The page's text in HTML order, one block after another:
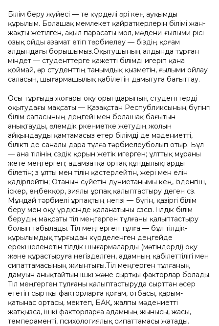
Білім беру жүйесі — өте күрделі әрі кең ауқымды
құрылым. Болашақ мемлекет қайраткерлерін білімі жан-
жақты жетілген, ақыл парасаты мол, мәдени-ғылыми өрісі
озық ойды азамат етіп тәрбиелеу — біздің қоғам
алдындағы борышымыз.Оқытушының алдында тұрған
міндет — студенттерге қажетті білімді игеріп қана
қоймай, әр студенттің танымдық қызметін, ғылыми ойлау
саласын, шығармашылық қабілетін дамытуға бағыттау.
Осы тұрғыда жоғары оқу орындарының студенттерді
оқытудағы мақсаты — Қазақстан Республиксының бүгінгі
білім сапасының деңгейі мен болашақ бағытын
анықтауды, әлемдік өркениетке жетудің жолын
айқындауды қамтамасыз етер білімді де мәдениетті,
білікті де саналы дара тұлға тәрбиелеуболып отыр. Бұл
— ана тілінің сөздік қорын жетік игерген; ұлттық мұраны
жете меңгерген; адамзатқа ортақ құндылықтарды
білетін; өз ұлты мен тілін қастерлейтін, жері мен елін
қадірлейтін; Отанын сүйетін дүниетанымы кең, ізденгіш,
іскер, еңбекқор, зиялы ұрпақ қалыптастыру деген сөз.
Мұндай тәрбиелі ұрпақтың негізі — бүгін, қазіргі білім
беру мен оқу үрдісінде қаланатыны сөзсіз.Тілдік білім
берудің мақсаты тіл меңгерген тұлғаны қалыптастыру
болып табылады. Тіл меңгерген тұлға — бұл тілдік-
құрылымдық тұрғыдан күрделенген деңгейде
ерекшеленетін тілдік шығармаларды (мәтіндерді) оқу
және құрастыруға негізделген, адамның қабілеттілігі мен
сипаттамасының жиынтығы.Тіл меңгерген тұлғаның
дамуын анықтайтын ішкі және сыртқы факторлар болады.
Тіл меңгерген тұлғаны қалыптастыруда сырттан әсер
ететін сыртқы факторларға қоғам, отбасы, қарым-
қатынас ортасы, мектеп, БАҚ, жалпы мәдениетті
жатқызса, ішкі факторларға адамның жынысы, жасы,
темпераменті, психологиялық сипаттамасы жатады.